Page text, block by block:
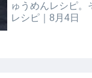
ゅうめんレシピ。
レシピ｜8月4日